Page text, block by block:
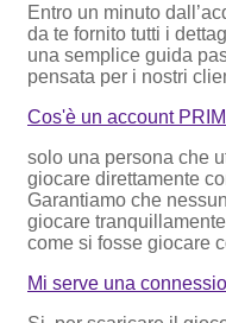
Entro un minuto
da te fornito tutti i
una semplice guida
pensata per i nostri
Cos'è un account
solo una persona che
giocare direttamente
Garantiamo che
giocare
come si fosse giocare
Mi serve una